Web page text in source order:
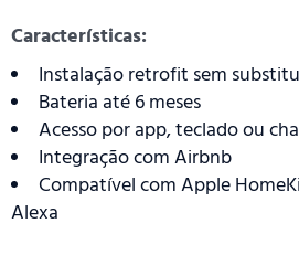
Características:
Instalação retrofit sem
Bateria até 6 meses
Acesso por app, teclado ou
Integração com Airbnb
Compatível com Apple
Alexa